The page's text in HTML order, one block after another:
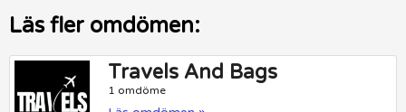
Läs fler omdömen:
Travels And Bags
1 omdöme